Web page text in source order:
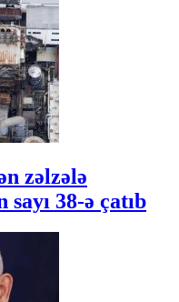
zəlzələ
38-ə çatıb